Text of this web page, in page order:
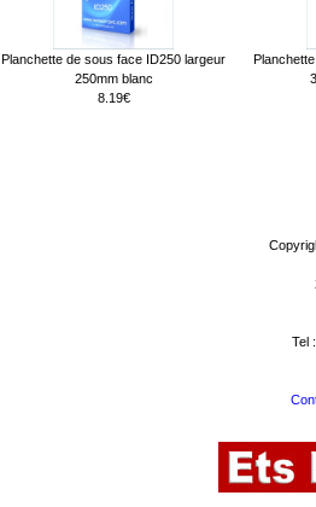
Planchette de sous face ID250 largeur
250mm blanc
8.19€
Tel